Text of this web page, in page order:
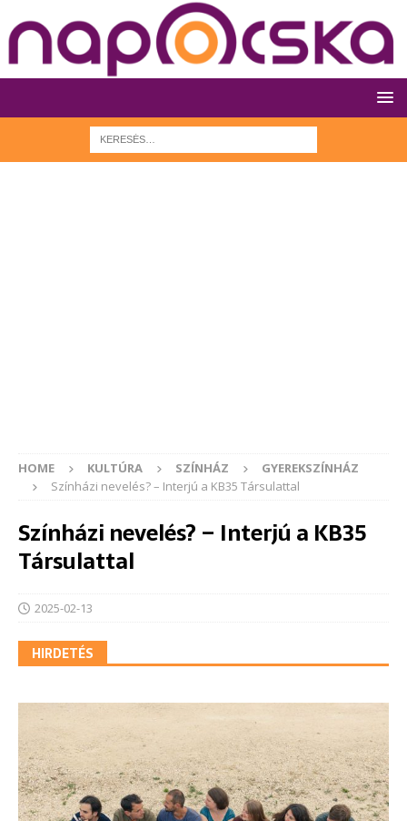
HOME KULTÚRA SZÍNHÁZ
GYEREKSZÍNHÁZ
Színházi nevelés? – Interjú a KB35 Társulattal
Színházi nevelés? – Interjú a KB35
Társulattal
2025-02-13
HIRDETÉS